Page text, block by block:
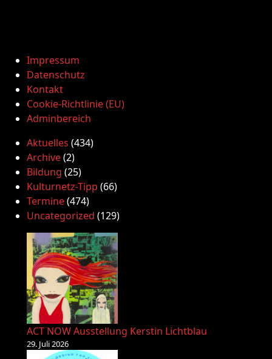
Impressum
Datenschutz
Kontakt
Cookie-Richtlinie (EU)
Adminbereich
Aktuelles (434)
Archive(2)
Bildung (25)
Kulturnetz-Tipp (66)
Termine(474)
Uncategorized (129)
ACT NOW Ausstellung Kerstin Lichtblau
29. Juli 2026